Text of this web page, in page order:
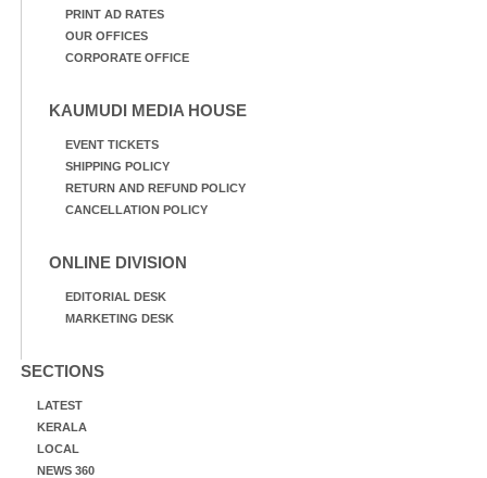
PRINT AD RATES
OUR OFFICES
CORPORATE OFFICE
KAUMUDI MEDIA HOUSE
EVENT TICKETS
SHIPPING POLICY
RETURN AND REFUND POLICY
CANCELLATION POLICY
ONLINE DIVISION
EDITORIAL DESK
MARKETING DESK
SECTIONS
LATEST
KERALA
LOCAL
NEWS 360